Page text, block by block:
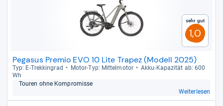
Sehr gut
1,0
Pegasus Premio EVO 10 Lite Trapez (Modell 2025)
Typ: E-​Trek­kin­grad Motor-​Typ: Mit­tel­mo­tor
Akku-​Kapa­zi­tät ab: 600
Wh
Tou­ren ohne Kom­pro­misse
Weiterlesen